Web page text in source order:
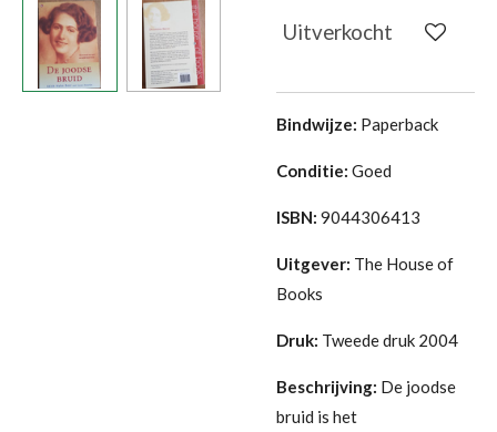
Uitverkocht
Bindwijze: Paperback
Conditie: Goed
ISBN: 9044306413
Uitgever: The House of
Books
Druk: Tweede druk 2004
Beschrijving: De joodse
bruid is het